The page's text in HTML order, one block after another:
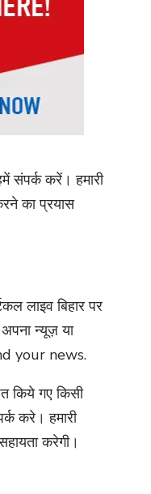
संपर्क करें। हमारी
का प्रयास
लाइव बिहार पर
न्यूज़ या
your news.
किये गए किसी
करे। हमारी
करेगी।